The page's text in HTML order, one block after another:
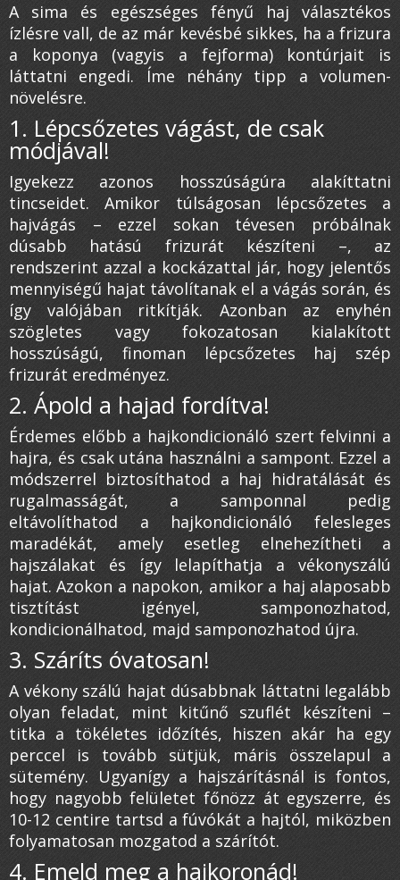
A sima és egészséges fényű haj választékos
ízlésre vall, de az már kevésbé sikkes, ha a frizura
a koponya (vagyis a fejforma) kontúrjait is
láttatni engedi. Íme néhány tipp a volumen-
növelésre.
1. Lépcsőzetes vágást, de csak
módjával!
Igyekezz azonos hosszúságúra alakíttatni
tincseidet. Amikor túlságosan lépcsőzetes a
hajvágás – ezzel sokan tévesen próbálnak
dúsabb hatású frizurát készíteni –, az
rendszerint azzal a kockázattal jár, hogy jelentős
mennyiségű hajat távolítanak el a vágás során, és
így valójában ritkítják. Azonban az enyhén
szögletes vagy fokozatosan kialakított
hosszúságú, finoman lépcsőzetes haj szép
frizurát eredményez.
2. Ápold a hajad fordítva!
Érdemes előbb a hajkondicionáló szert felvinni a
hajra, és csak utána használni a sampont. Ezzel a
módszerrel biztosíthatod a haj hidratálását és
rugalmasságát, a samponnal pedig
eltávolíthatod a hajkondicionáló felesleges
maradékát, amely esetleg elnehezítheti a
hajszálakat és így lelapíthatja a vékonyszálú
hajat. Azokon a napokon, amikor a haj alaposabb
tisztítást igényel, samponozhatod,
kondicionálhatod, majd samponozhatod újra.
3. Száríts óvatosan!
A vékony szálú hajat dúsabbnak láttatni legalább
olyan feladat, mint kitűnő szuflét készíteni –
titka a tökéletes időzítés, hiszen akár ha egy
perccel is tovább sütjük, máris összelapul a
sütemény. Ugyanígy a hajszárításnál is fontos,
hogy nagyobb felületet főnözz át egyszerre, és
10-12 centire tartsd a fúvókát a hajtól, miközben
folyamatosan mozgatod a szárítót.
4. Emeld meg a hajkoronád!